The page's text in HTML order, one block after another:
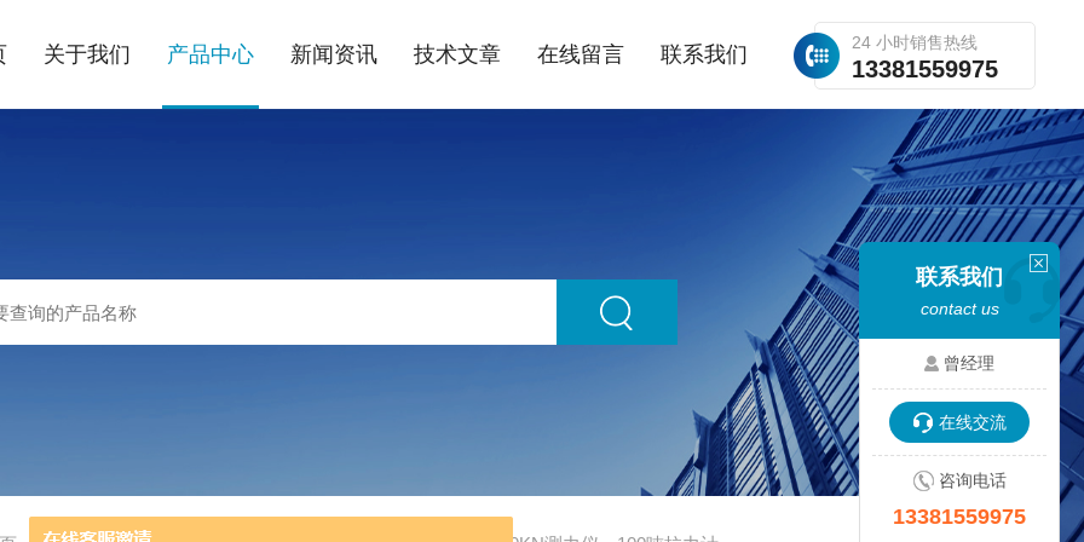
24 小时销售热线
13381559975
关于我们 产品中心 新闻资讯 技术文章 在线留言 联系我们
联系我们
contact us
曾经理
在线交流
咨询电话
13381559975